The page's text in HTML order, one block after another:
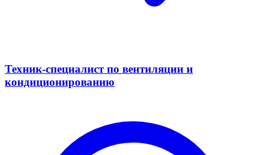
Техник-специалист по вентиляции и
кондиционированию